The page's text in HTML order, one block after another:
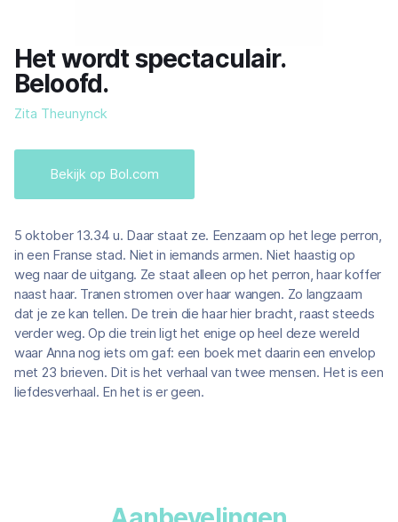
Het wordt spectaculair.
Beloofd.
Zita Theunynck
Bekijk op Bol.com
5 oktober 13.34 u. Daar staat ze. Eenzaam op het lege perron,
in een Franse stad. Niet in iemands armen. Niet haastig op
weg naar de uitgang. Ze staat alleen op het perron, haar koffer
naast haar. Tranen stromen over haar wangen. Zo langzaam
dat je ze kan tellen. De trein die haar hier bracht, raast steeds
verder weg. Op die trein ligt het enige op heel deze wereld
waar Anna nog iets om gaf: een boek met daarin een envelop
met 23 brieven. Dit is het verhaal van twee mensen. Het is een
liefdesverhaal. En het is er geen.